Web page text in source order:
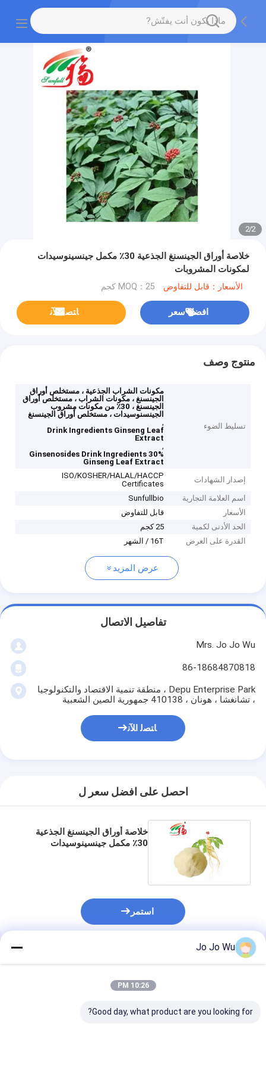
2
/
2
خلاصة أوراق الجينسنغ الجذعية 30٪ مكمل جينسينوسيدات
لمكونات المشروبات
الأسعار：قابل للتفاوض MOQ：25 كجم
افضل سعر ﺎﺘﺼﻟ ﺍﻶﻧ
منتوج وصف
تسليط الضوء
مكونات الشراب الجذعية ، مستخلص أوراق
الجينسنغ ، مكونات الشراب ، مستخلص أوراق
الجينسنغ ، 30٪ من مكونات مشروب
الجينسنوسيدات ، مستخلص أوراق الجينسنغ
,
Drink Ingredients Ginseng Leaf
Extract
,
30% Ginsenosides Drink Ingredients
Ginseng Leaf Extract
إصدار الشهادات
ISO/KOSHER/HALAL/HACCP
Certificates
اسم العلامة التجارية
Sunfullbio
الأسعار
قابل للتفاوض
الحد الأدنى لكمية
25 كجم
القدرة على العرض
16T / الشهر
عرض المزيد
تفاصيل الاتصال
Mrs. Jo Jo Wu
86-18684870818
Depu Enterprise Park ، منطقة تنمية الاقتصاد والتكنولوجيا
، تشانغشا ، هونان ، 410138 جمهورية الصين الشعبية
ﺎﺘﺼﻟ ﺍﻶﻧ
احصل على افضل سعر ل
خلاصة أوراق الجينسنغ الجذعية
30٪ مكمل جينسينوسيدات
استمر
المنتجات الموصى بها
Jo Jo Wu
10:26 PM
Good day, what product are you looking for?